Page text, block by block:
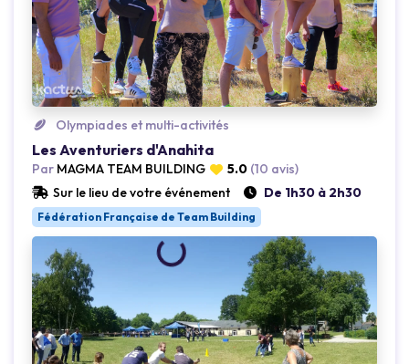
Olympiades et multi-activités
Les Aventuriers d'Anahita
Par MAGMA TEAM BUILDING 5.0 (10 avis)
Sur le lieu de votre événement
De 1h30 à 2h30
Fédération Française de Team Building
Loading...